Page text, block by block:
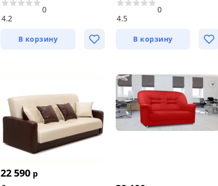
4.2
0
В корзину
4.5
0
В корзину
22 590 р